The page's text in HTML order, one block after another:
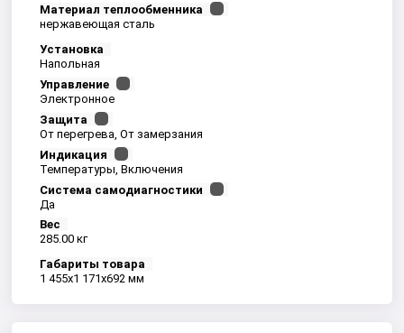
Материал теплообменника
нержавеющая сталь
Установка
Напольная
Управление
Электронное
Защита
От перегрева, От замерзания
Индикация
Температуры, Включения
Система самодиагностики
Да
Вес
285.00 кг
Габариты товара
1 455x1 171x692 мм